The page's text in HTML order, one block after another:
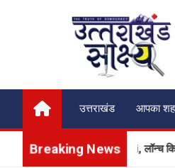
My News Portal
उत्तराखंड
आपका
Breaking News
भी बेचेगी Xiaomi, लॉन्च किया नया